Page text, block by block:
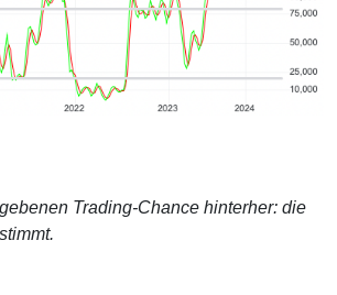
Trading-Chance hinterher: die